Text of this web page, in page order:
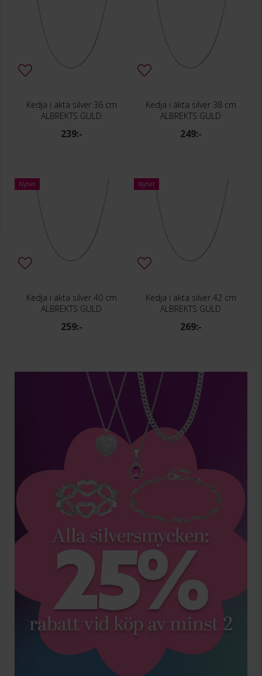
Kedja i äkta silver 36 cm
ALBREKTS GULD
239:-
Kedja i äkta silver 38 cm
ALBREKTS GULD
249:-
Nyhet
Kedja i äkta silver 40 cm
ALBREKTS GULD
259:-
Nyhet
Kedja i äkta silver 42 cm
ALBREKTS GULD
269:-